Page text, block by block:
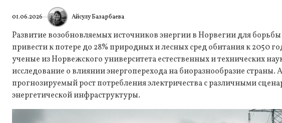
01.06.2026 Айсулу Базарбаева
Развитие возобновляемых источников энергии в Норвегии для
привести к потере до 28% природных и лесных сред обитания к 2050
ученые из Норвежского университета естественных и технических
исследование о влиянии энергоперехода на биоразнообразие страны.
прогнозируемый рост потребления электричества с различными
энергетической инфраструктуры.